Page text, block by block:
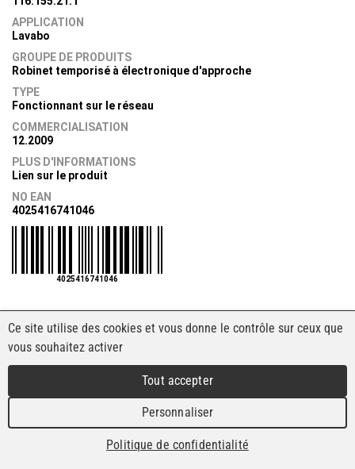
APPLICATION
Lavabo
GROUPE DE PRODUITS
Robinet temporisé à électronique d'approche
TYPE
Fonctionnant sur le réseau
COMMERCIALISATION
12.2009
PLUS D'INFORMATIONS
Lien sur le produit
NO EAN
4025416741046
4025416741046
Ce site utilise des cookies et vous donne le contrôle sur ceux que
vous souhaitez activer
Tout accepter
Personnaliser
Politique de confidentialité